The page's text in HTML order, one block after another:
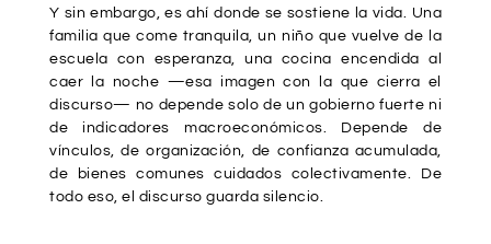
Y sin embargo, es ahí donde se sostiene la vida. Una
familia que come tranquila, un niño que vuelve de la
escuela con esperanza, una cocina encendida al
caer la noche —esa imagen con la que cierra el
discurso— no depende solo de un gobierno fuerte ni
de indicadores macroeconómicos. Depende de
vínculos, de organización, de confianza acumulada,
de bienes comunes cuidados colectivamente. De
todo eso, el discurso guarda silencio.